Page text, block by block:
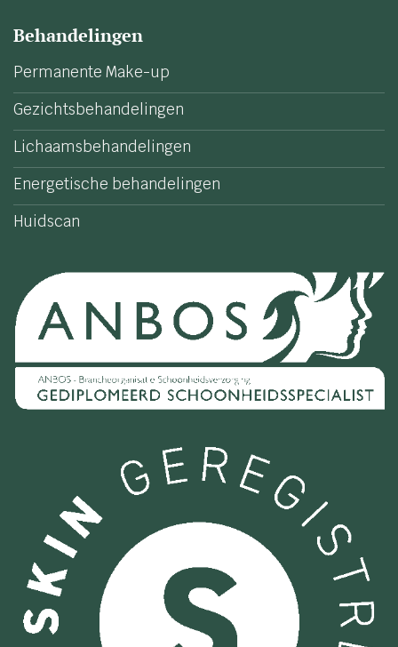
Behandelingen
Permanente Make-up
Gezichtsbehandelingen
Lichaamsbehandelingen
Energetische behandelingen
Huidscan